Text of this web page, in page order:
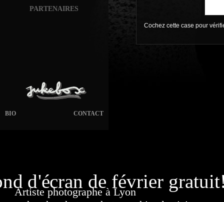
PARTENAIRES
CONTACT
BIO
Cochez cette case pour
d'écran de février
Artiste photographe à LyonFrance. Banque